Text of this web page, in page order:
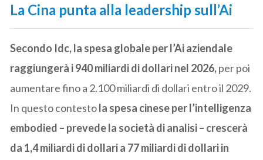
La Cina punta alla leadership sull’Ai
Secondo Idc, la spesa globale per l’Ai aziendale
raggiungerà i 940 miliardi di dollari nel 2026,per poi
aumentare fino a 2.100 miliardi di dollari entro il 2029.
In questo contestola spesa cinese per l’intelligenza
embodied – prevede la società di analisi – crescerà
da 1,4 miliardi di dollari a 77 miliardi di dollari in